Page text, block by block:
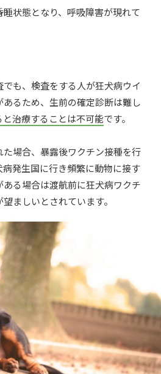
状態となり、呼吸障害が現れて
も、検査をする人が狂犬病ウイ
るため、生前の確定診断は難し
と治療することは不可能です。
場合、暴露後ワクチン接種を行
発生国に行き頻繁に動物に接す
る場合は渡航前に狂犬病ワクチ
ましいとされています。